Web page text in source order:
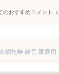
のおすすめコメント（